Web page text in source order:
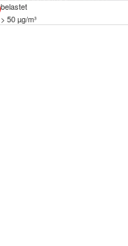
belastet
> 50 µg/m³